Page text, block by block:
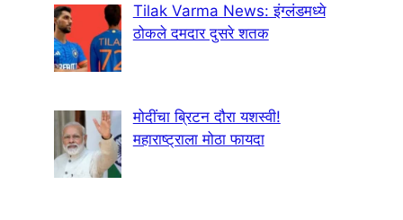
Tilak Varma News: इंग्लंडमध्ये
ठोकले दमदार दुसरे शतक
मोदींचा ब्रिटन दौरा यशस्वी!
महाराष्ट्राला मोठा फायदा